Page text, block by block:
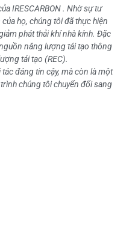
IRESCARBON . Nhờ sự tư
họ, chúng tôi đã thực hiện
phát thải khí nhà kính. Đặc
năng lượng tái tạo thông
tái tạo (REC).
đáng tin cậy, mà còn là một
chúng tôi chuyển đổi sang